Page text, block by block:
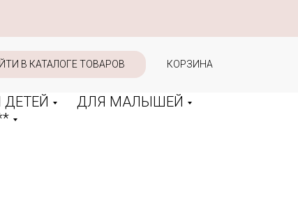
В КАТАЛОГЕ ТОВАРОВ КОРЗИНА
ДЛЯ МАЛЫШЕЙ